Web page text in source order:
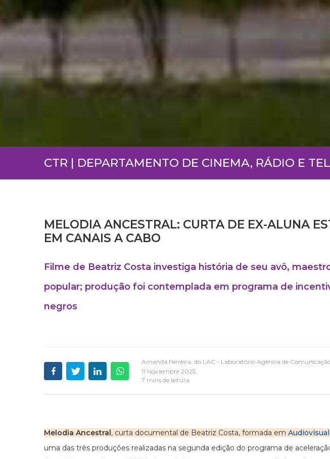
CTR | DEPARTAMENTO DE CINEMA, RÁDIO E
MELODIA ANCESTRAL: CURTA DE EX-ALUNA
EM CANAIS A CABO
Filme de Beatriz Costa investiga história de seu avô,
popular; produção foi contemplada em programa de
negros
Amanda Ferreira, do LAC - Laboratório Agência de
11 Noviembre 2025
7 mins de leitura
Melodia Ancestral, curta documental de Beatriz Costa, formada em Audiovisual
uma das três produções realizadas na segunda edição do programa de